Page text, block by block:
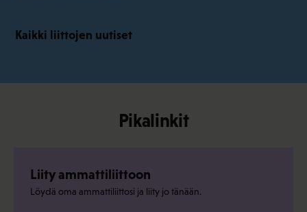
Kaikki liittojen uutiset
Pikalinkit
Liity ammattiliittoon
Löydä oma ammattiliittosi ja liity jo tänään.